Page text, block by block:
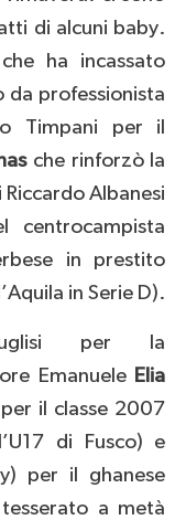
di alcuni baby.
ha incassato
professionista
Timpani per il
che rinforzò la
Albanesi
in prestito
in Serie D).
per la
Emanuele Elia
il classe 2007
di Fusco) e
per il ghanese
a metà